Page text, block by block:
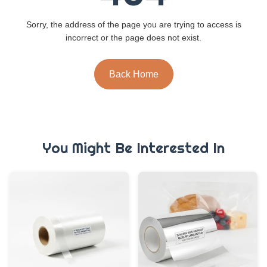
Sorry, the address of the page you are trying to access is
incorrect or the page does not exist.
Back Home
You Might Be Interested In